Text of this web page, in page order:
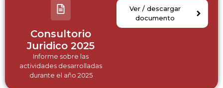
Consultorio
Juridico 2025
Informe sobre las
actividades desarrolladas
durante el año 2025
Ver / descargar
documento